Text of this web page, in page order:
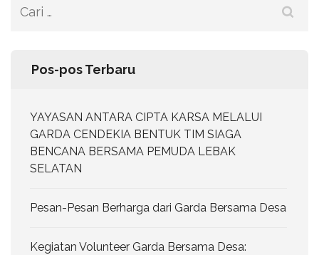
Cari
Pos-pos Terbaru
YAYASAN ANTARA CIPTA KARSA MELALUI
GARDA CENDEKIA BENTUK TIM SIAGA
BENCANA BERSAMA PEMUDA LEBAK
SELATAN
Pesan-Pesan Berharga dari Garda Bersama Desa
Kegiatan Volunteer Garda Bersama Desa: